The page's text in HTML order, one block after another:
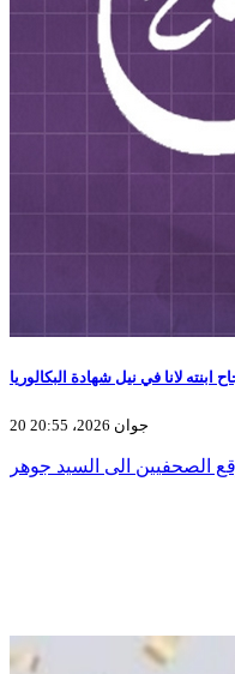
ابنته لانا في نيل شهادة البكالوريا
20 جوان 2026، 20:55